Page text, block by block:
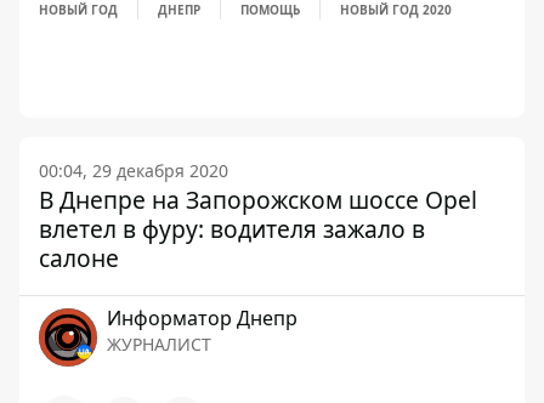
НОВЫЙ ГОД ДНЕПР ПОМОЩЬ НОВЫЙ ГОД 2020
00:04, 29 декабря 2020
В Днепре на Запорожском шоссе Opel
влетел в фуру: водителя зажало в
салоне
Информатор Днепр
ЖУРНАЛИСТ